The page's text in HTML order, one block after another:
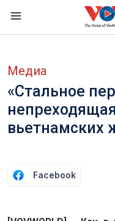
Медиа
«Стальное
вьетнамских
Facebook